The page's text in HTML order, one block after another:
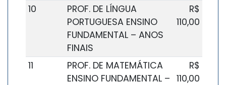
10
PROF. DE LÍNGUA
PORTUGUESA ENSINO
FUNDAMENTAL – ANOS
FINAIS
R$
110,00
11
PROF. DE MATEMÁTICA
ENSINO FUNDAMENTAL –
R$
110,00